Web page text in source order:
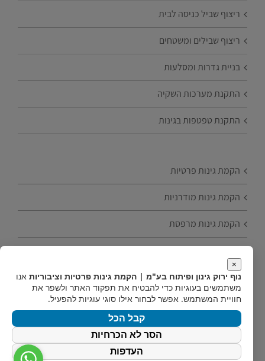
ריצוף שביל כניסה לבית
ריצוף שבילים ומשטחים
בניית גדרות ומסלעות
התקנת מערכות השקיה
התקנת טפטפות בגינות
הקמת גינות פרטיות
הקמת גינות מודרניות
הקמת גינות מרפסת
טיפים להקמת גינה
הקמת גינות חסכוניות
×
נוף ירוק גינון ופיתוח בע"מ | הקמת גינות פרטיות וציבוריות אנו
משתמשים בעוגיות כדי להבטיח את תפקוד האתר ולשפר את
חוויית המשתמש. אפשר לבחור אילו סוגי עוגיות להפעיל.
קבל הכל
הסר לא הכרחיות
העדפות